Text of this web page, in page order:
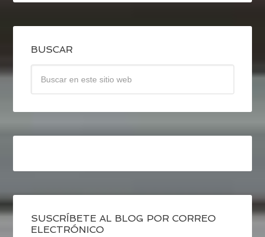
BUSCAR
SUSCRÍBETE AL BLOG POR CORREO
ELECTRÓNICO